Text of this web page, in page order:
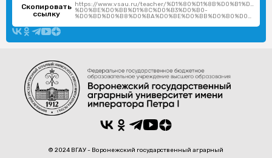
Скопировать
ссылку
https://www.vsau.ru/teacher/
%D0%BE%D0%BB%D1%8C%D0%B3%D0%B0-
%D0%BD%D0%B8%D0%BA%D0%BE%D0%BB%D0%B0%D0%B5%D0%B2%D0%BD%D0%B0/
© 2024 ВГАУ - Воронежский государственный аграрный